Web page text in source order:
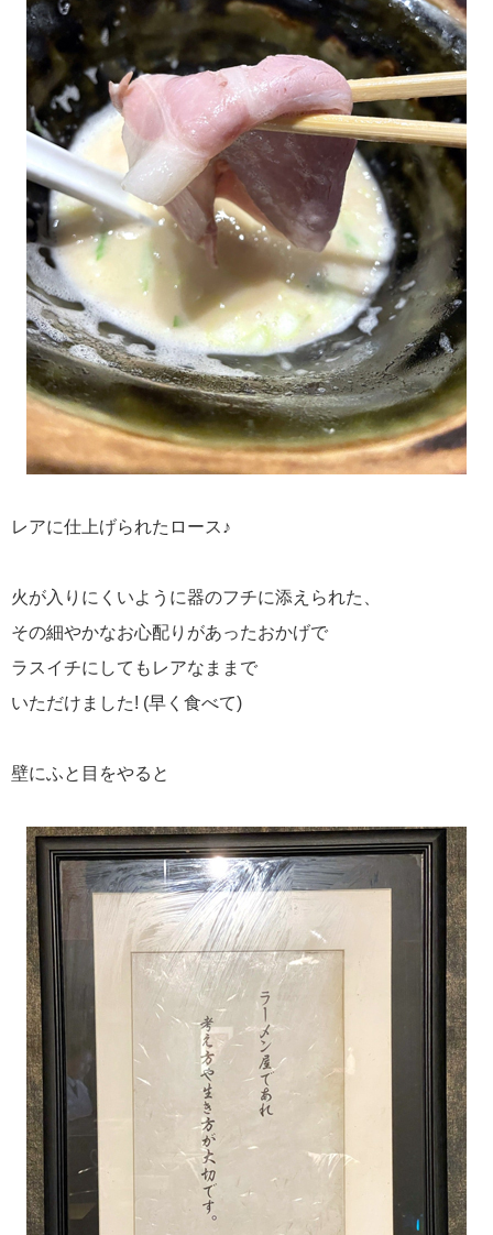
レアに仕上げられたロース♪
火が入りにくいように器のフチに添えられた、
その細やかなお心配りがあったおかげで
ラスイチにしてもレアなままで
いただけました! (早く食べて)
壁にふと目をやると